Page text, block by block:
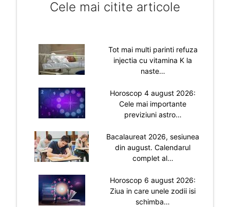
Cele mai citite articole
Tot mai multi parinti refuza
injectia cu vitamina K la
naste…
Horoscop 4 august 2026:
Cele mai importante
previziuni astro…
Bacalaureat 2026, sesiunea
din august. Calendarul
complet al…
Horoscop 6 august 2026:
Ziua in care unele zodii isi
schimba…